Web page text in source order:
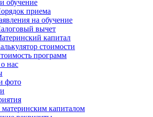
обучение
приема
на обучение
вычет
капитал
стоимости
программ
нас
фото
капиталом